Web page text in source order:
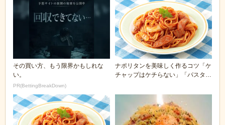
その買い方、もう限界かもしれな
い。
PR(BettingBreakDown)
ナポリタンを美味しく作るコツ「ケ
チャップはケチらない」「パスタは